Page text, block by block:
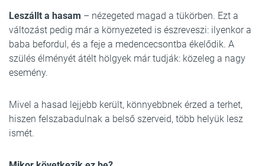
Leszállt a hasam – nézegeted magad a tükörben. Ezt a
változást pedig már a környezeted is észreveszi: ilyenkor a
baba befordul, és a feje a medencecsontba ékelődik. A
szülés élményét átélt hölgyek már tudják: közeleg a nagy
esemény.
Mivel a hasad lejjebb került, könnyebbnek érzed a terhet,
hiszen felszabadulnak a belső szerveid, több helyük lesz
ismét.